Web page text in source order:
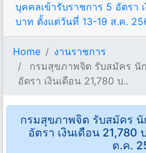
บุคคลเข้ารับราชการ 5 อัตรา
บาท ตั้งแต่วันที่ 13-19 ส.ค.
Home
งานราชการ
กรมสุขภาพจิต รับสมัคร นั
อัตรา เงินเดือน 21,780 บ..
กรมสุขภาพจิต รับสมัคร
อัตรา เงินเดือน
ต.ค.